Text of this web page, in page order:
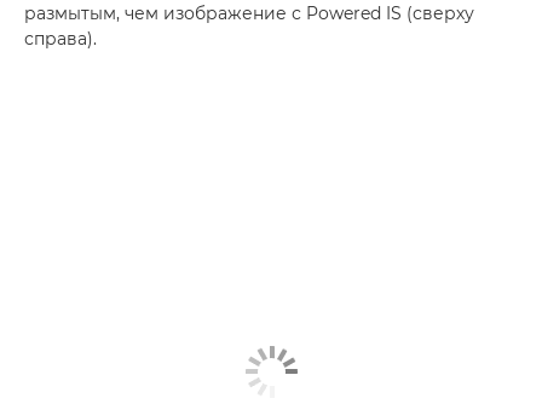
размытым, чем изображение с Powered IS (сверху
справа).